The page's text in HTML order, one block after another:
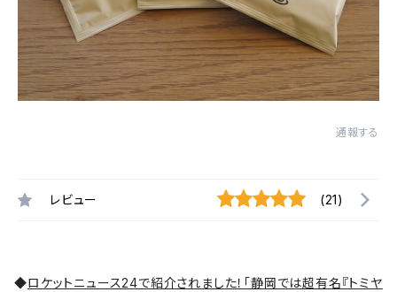
通報する
レビュー (21)
◆ロケットニュース24で紹介されました！「静岡では超有名『トミヤ